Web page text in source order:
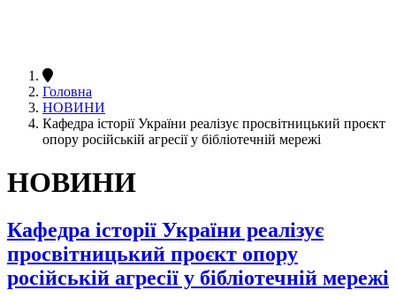
Головна
НОВИНИ
Кафедра історії України реалізує просвітницький проєкт
опору російській агресії у бібліотечній мережі
НОВИНИ
Кафедра історії України реалізує
просвітницький проєкт опору
російській агресії у бібліотечній мережі